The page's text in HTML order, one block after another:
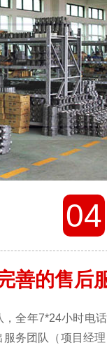
04
善的售后
全年7*24小时电
务团队（项目经